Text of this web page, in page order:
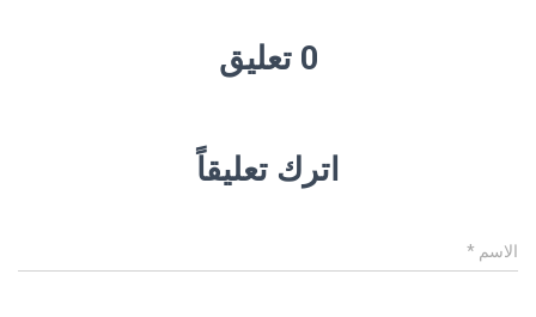
0 تعليق
اترك تعليقاً
الاسم *